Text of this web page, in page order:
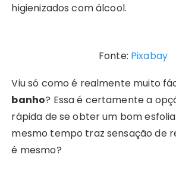
higienizados com álcool.
Fonte: Pixabay
Viu só como é realmente muito
banho? Essa é certamente a
rápida de se obter um bom
mesmo tempo traz sensação de
é mesmo?